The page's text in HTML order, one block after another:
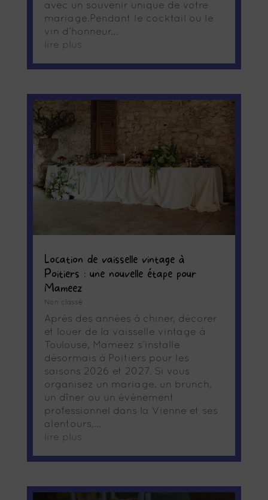
avec un souvenir unique de votre
mariage.Pendant le cocktail ou le
vin d’honneur...
lire plus
Location de vaisselle vintage à
Poitiers : une nouvelle étape pour
Mameez
Non classé
Après des années à chiner, décorer
et louer de la vaisselle vintage à
Toulouse, Mameez s’installe
désormais à Poitiers pour les
saisons 2026 et 2027. Si vous
organisez un mariage, un brunch,
un dîner ou un événement
professionnel dans la Vienne et ses
alentours,...
lire plus